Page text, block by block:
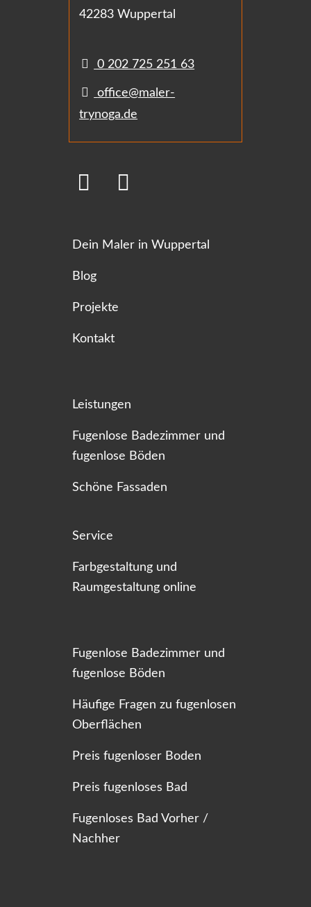
42283 Wuppertal
0 202 725 251 63
office@maler-
trynoga.de
Dein Maler in Wuppertal
Blog
Projekte
Kontakt
Leistungen
Fugenlose Badezimmer und
fugenlose Böden
Schöne Fassaden
Service
Farbgestaltung und
Raumgestaltung online
Fugenlose Badezimmer und
fugenlose Böden
Häufige Fragen zu fugenlosen
Oberflächen
Preis fugenloser Boden
Preis fugenloses Bad
Fugenloses Bad Vorher /
Nachher